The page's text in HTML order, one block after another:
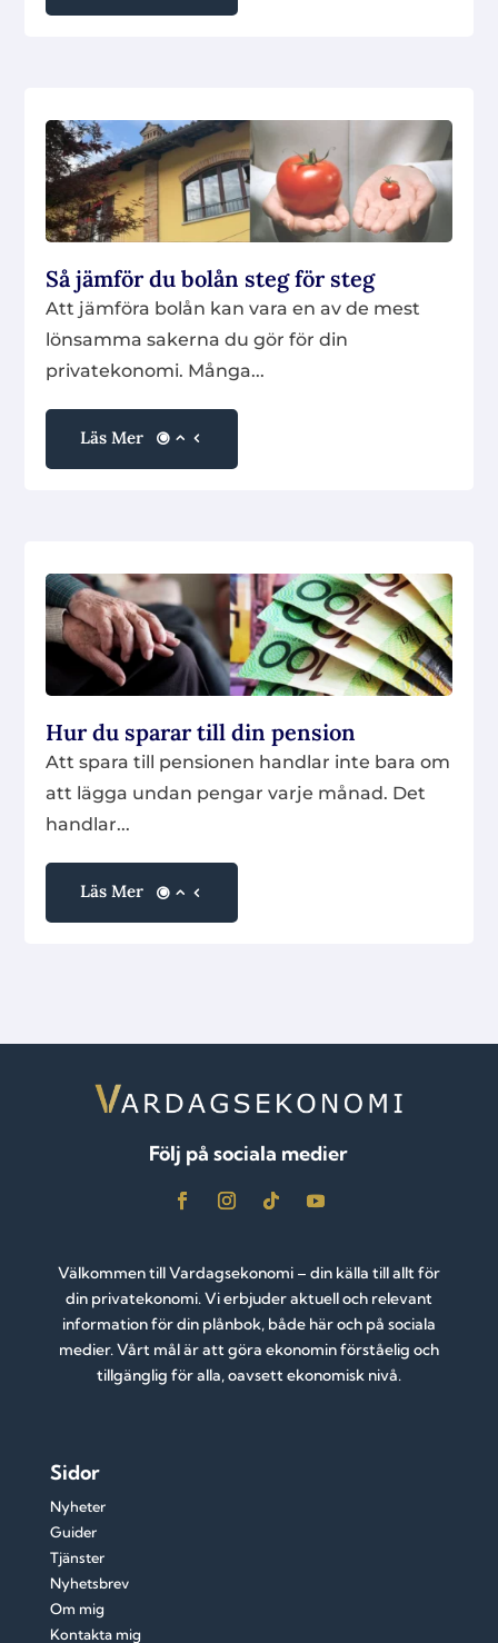
Så jämför du bolån steg för steg
Att jämföra bolån kan vara en av de mest
lönsamma sakerna du gör för din
privatekonomi. Många...
Läs Mer
Hur du sparar till din pension
Att spara till pensionen handlar inte bara om
att lägga undan pengar varje månad. Det
handlar...
Läs Mer
Följ på sociala medier
Välkommen till Vardagsekonomi – din källa till allt för
din privatekonomi. Vi erbjuder aktuell och relevant
information för din plånbok, både här och på sociala
medier. Vårt mål är att göra ekonomin förståelig och
tillgänglig för alla, oavsett ekonomisk nivå.
Sidor
Nyheter
Guider
Tjänster
Nyhetsbrev
Om mig
Kontakta mig